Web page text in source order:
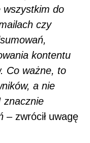
wszystkim do
czy
kontentu
Co ważne, to
a nie
znacznie
– zwrócił uwagę